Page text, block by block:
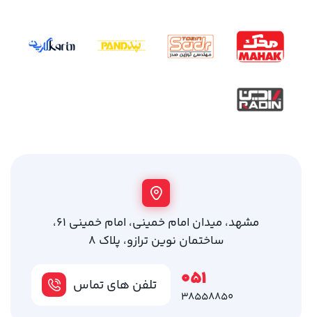
مشهد، میدان امام خمینی، امام خمینی 61،
ساختمان نوین ترازو، پلاک 8
تلفن های تماس 051
38558850